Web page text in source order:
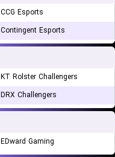
CCG Esports
Contingent Esports
KT Rolster Challengers
DRX Challengers
EDward Gaming